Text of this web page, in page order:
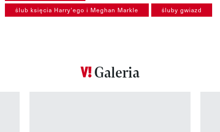
ślub księcia Harry'ego i Meghan Markle śluby gwiazd
Galeria